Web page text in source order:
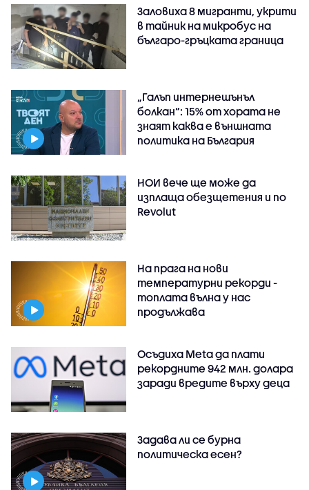
Заловиха 8 мигранти, укрити
в тайник на микробус на
българо-гръцката граница
„Галъп интернешънъл
болкан“: 15% от хората не
знаят каква е външната
политика на България
НОИ вече ще може да
изплаща обезщетения и по
Revolut
На прага на нови
температурни рекорди -
топлата вълна у нас
продължава
Осъдиха Meta да плати
рекордните 942 млн. долара
заради вредите върху деца
Задава ли се бурна
политическа есен?